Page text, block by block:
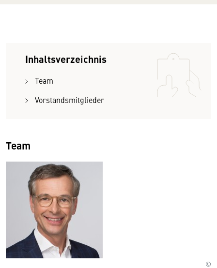
Inhaltsverzeichnis
Team
Vorstandsmitglieder
Team
©